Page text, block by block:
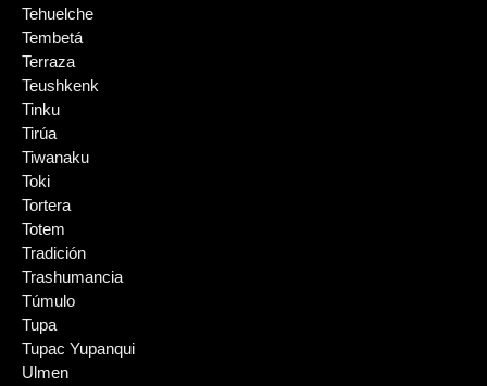
Tehuelche
Tembetá
Terraza
Teushkenk
Tinku
Tirúa
Tiwanaku
Toki
Tortera
Totem
Tradición
Trashumancia
Túmulo
Tupa
Tupac Yupanqui
Ulmen